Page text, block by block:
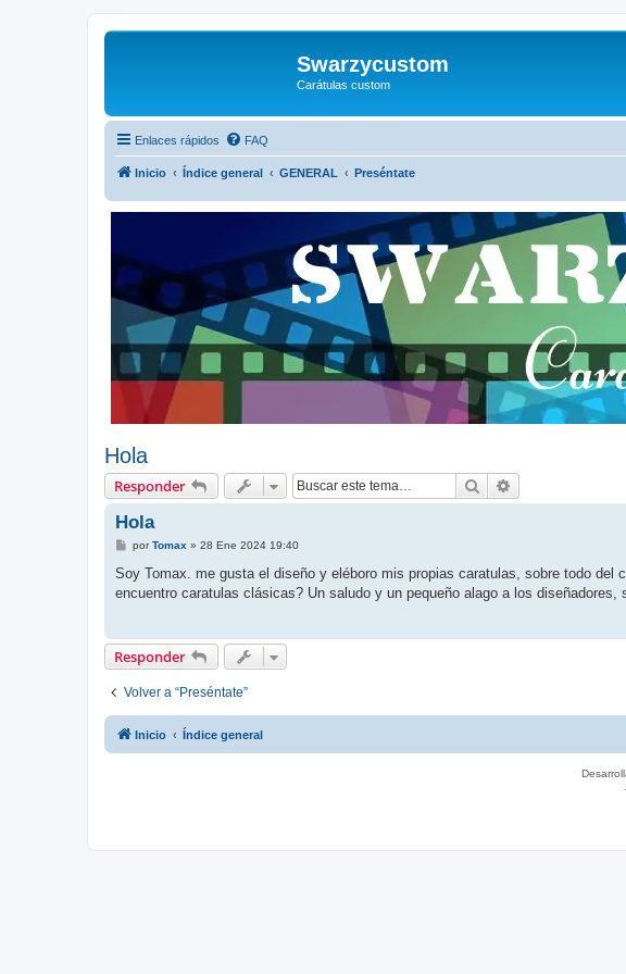
Swarzycustom
Carátulas custom
Enlaces rápidos FAQ
Inicio Índice general GENERAL Preséntate
Hola
Responder Buscar
Hola
M
n
s
a
porTomax » 28 Ene 2024 19:40
Soy Tomax. me gusta el diseño y eléboro mis propias caratulas, sobre todo
encuentro caratulas clásicas? Un saludo y un pequeño alago a los diseñadores,
Responder
Volver a “Preséntate”
Inicio Índice general